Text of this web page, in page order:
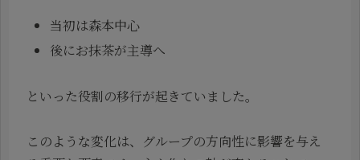
当初は森本中心
後にお抹茶が主導へ
といった役割の移行が起きていました。
このような変化は、グループの方向性に影響を与え